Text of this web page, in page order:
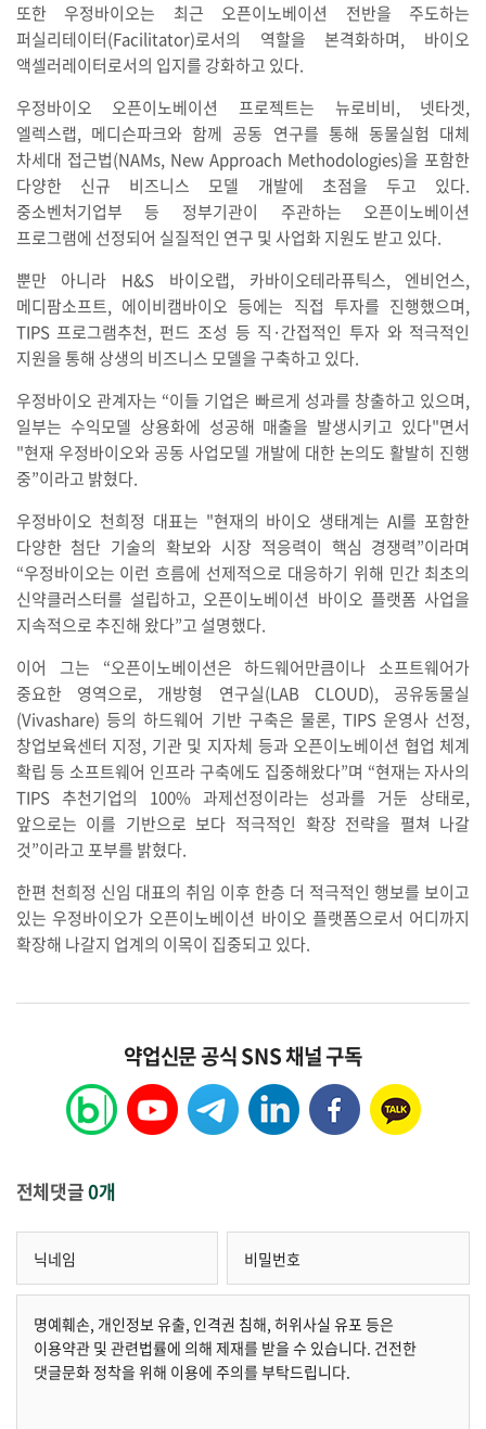
또한 우정바이오는 최근 오픈이노베이션 전반을 주도하는
퍼실리테이터(Facilitator)로서의 역할을 본격화하며, 바이오
액셀러레이터로서의 입지를 강화하고 있다.
우정바이오 오픈이노베이션 프로젝트는 뉴로비비, 넷타겟,
엘렉스랩, 메디슨파크와 함께 공동 연구를 통해 동물실험 대체
차세대 접근법(NAMs, New Approach Methodologies)을 포함한
다양한 신규 비즈니스 모델 개발에 초점을 두고 있다.
중소벤처기업부 등 정부기관이 주관하는 오픈이노베이션
프로그램에 선정되어 실질적인 연구 및 사업화 지원도 받고 있다.
뿐만 아니라 H&S 바이오랩, 카바이오테라퓨틱스, 엔비언스,
메디팜소프트, 에이비캠바이오 등에는 직접 투자를 진행했으며,
TIPS 프로그램추천, 펀드 조성 등 직·간접적인 투자 와 적극적인
지원을 통해 상생의 비즈니스 모델을 구축하고 있다.
우정바이오 관계자는 “이들 기업은 빠르게 성과를 창출하고 있으며,
일부는 수익모델 상용화에 성공해 매출을 발생시키고 있다"면서
"현재 우정바이오와 공동 사업모델 개발에 대한 논의도 활발히 진행
중”이라고 밝혔다.
우정바이오 천희정 대표는 "현재의 바이오 생태계는 AI를 포함한
다양한 첨단 기술의 확보와 시장 적응력이 핵심 경쟁력”이라며
“우정바이오는 이런 흐름에 선제적으로 대응하기 위해 민간 최초의
신약클러스터를 설립하고, 오픈이노베이션 바이오 플랫폼 사업을
지속적으로 추진해 왔다”고 설명했다.
이어 그는 “오픈이노베이션은 하드웨어만큼이나 소프트웨어가
중요한 영역으로, 개방형 연구실(LAB CLOUD), 공유동물실
(Vivashare) 등의 하드웨어 기반 구축은 물론, TIPS 운영사 선정,
창업보육센터 지정, 기관 및 지자체 등과 오픈이노베이션 협업 체계
확립 등 소프트웨어 인프라 구축에도 집중해왔다”며 “현재는 자사의
TIPS 추천기업의 100% 과제선정이라는 성과를 거둔 상태로,
앞으로는 이를 기반으로 보다 적극적인 확장 전략을 펼쳐 나갈
것”이라고 포부를 밝혔다.
한편 천희정 신임 대표의 취임 이후 한층 더 적극적인 행보를 보이고
있는 우정바이오가 오픈이노베이션 바이오 플랫폼으로서 어디까지
확장해 나갈지 업계의 이목이 집중되고 있다.
약업신문 공식 SNS 채널 구독
전체댓글0개